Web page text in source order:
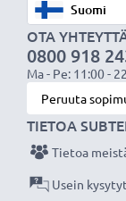
✔
✔ Televisioon
✔ DVD- & blu-
✔
Paranna ääni-
johdolla,
OTA
0800 918
Ma - Pe: 11:00 -
Peruuta
TIETOA
Tietoa
Usein kysytyt